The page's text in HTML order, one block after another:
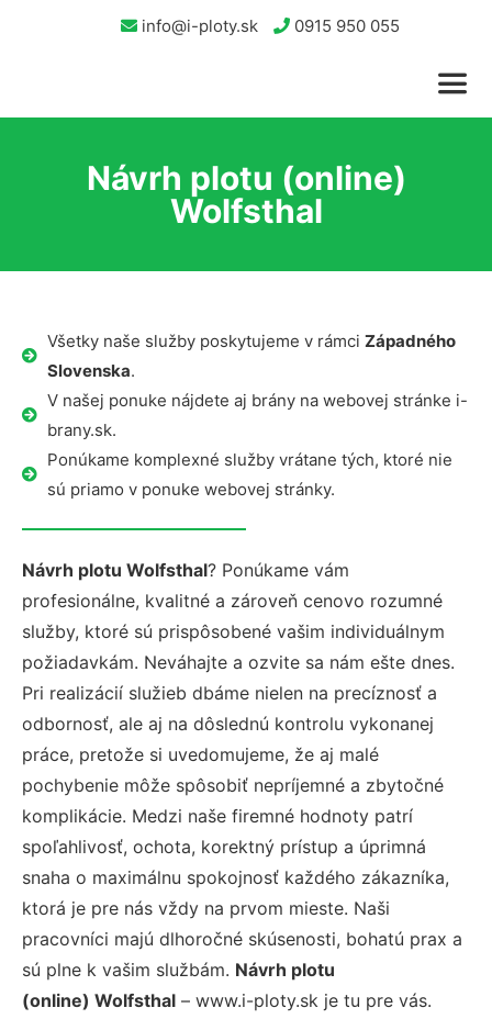
info@i-ploty.sk 0915 950 055
Návrh plotu (online)
Wolfsthal
Všetky naše služby poskytujeme v rámci Západného
Slovenska.
V našej ponuke nájdete aj brány na webovej stránke i-
brany.sk.
Ponúkame komplexné služby vrátane tých, ktoré nie
sú priamo v ponuke webovej stránky.
Návrh plotu Wolfsthal? Ponúkame vám
profesionálne, kvalitné a zároveň cenovo rozumné
služby, ktoré sú prispôsobené vašim individuálnym
požiadavkám. Neváhajte a ozvite sa nám ešte dnes.
Pri realizácií služieb dbáme nielen na precíznosť a
odbornosť, ale aj na dôslednú kontrolu vykonanej
práce, pretože si uvedomujeme, že aj malé
pochybenie môže spôsobiť nepríjemné a zbytočné
komplikácie. Medzi naše firemné hodnoty patrí
spoľahlivosť, ochota, korektný prístup a úprimná
snaha o maximálnu spokojnosť každého zákazníka,
ktorá je pre nás vždy na prvom mieste. Naši
pracovníci majú dlhoročné skúsenosti, bohatú prax a
sú plne k vašim službám. Návrh plotu
(online) Wolfsthal – www.i-ploty.sk je tu pre vás.